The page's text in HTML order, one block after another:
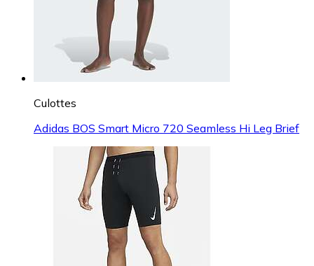
Culottes
Adidas BOS Smart Micro 720 Seamless Hi Leg Brief